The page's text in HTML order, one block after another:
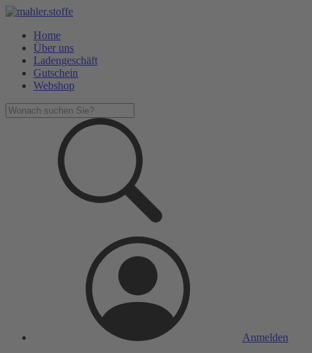
Home
Über uns
Ladengeschäft
Gutschein
Webshop
Anmelden